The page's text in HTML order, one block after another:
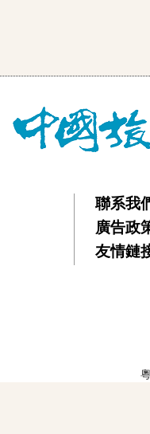
聯系我
廣告政
友情鏈